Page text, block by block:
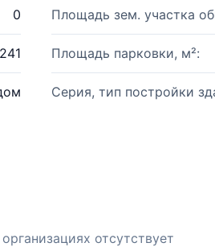
0 Площадь зем. участка
Площадь парковки, м²:
Серия, тип постройки
отсутствует